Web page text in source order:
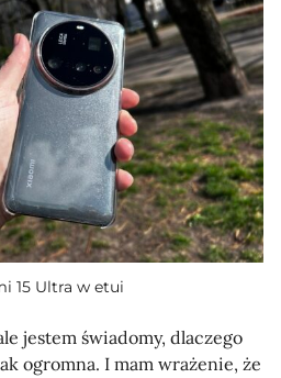
15 Ultra w etui
jestem świadomy, dlaczego
ogromna. I mam wrażenie, że